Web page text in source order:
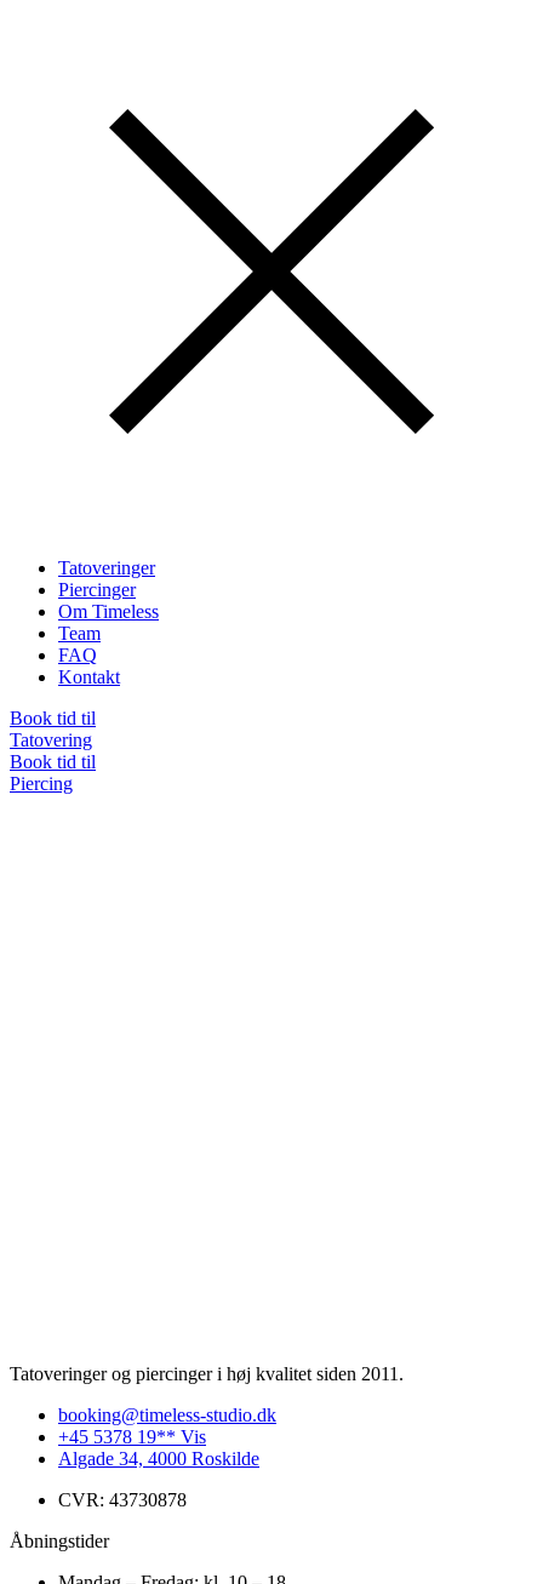
Tatoveringer
Piercinger
Om Timeless
Team
FAQ
Kontakt
Book tid til
Tatovering
Book tid til
Piercing
Tatoveringer og piercinger i høj kvalitet siden 2011.
booking@timeless-studio.dk
+45 5378 19** Vis
Algade 34, 4000 Roskilde
CVR: 43730878
Åbningstider